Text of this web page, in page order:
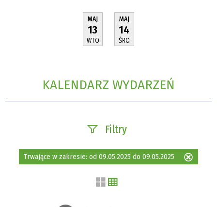
MAJ
13
WTO
MAJ
14
ŚRO
KALENDARZ WYDARZEŃ
Filtry
Szukana fraza
Trwające w zakresie: od 09.05.2025 do 09.05.2025